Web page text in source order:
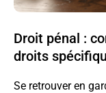
Droit pénal :
droits
Se retrouver en